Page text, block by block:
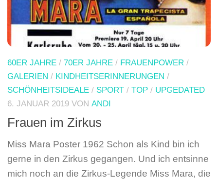
60ER JAHRE / 70ER JAHRE / FRAUENPOWER /
GALERIEN / KINDHEITSERINNERUNGEN /
SCHÖNHEITSIDEALE / SPORT / TOP / UPGEDATED
6. JANUAR 2019 VON ANDI
Frauen im Zirkus
Miss Mara Poster 1962 Schon als Kind bin ich
gerne in den Zirkus gegangen. Und ich entsinne
mich noch an die Zirkus-Legende Miss Mara, die